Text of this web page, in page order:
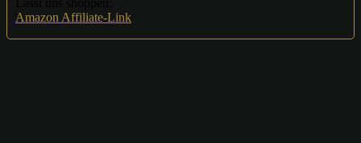
Amazon Affiliate-Link